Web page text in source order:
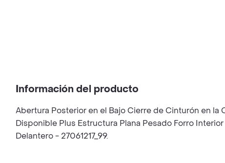
Información del producto
Abertura Posterior en el Bajo Cierre de Cinturón en la
Disponible Plus Estructura Plana Pesado Forro
Delantero - 27061217_99.